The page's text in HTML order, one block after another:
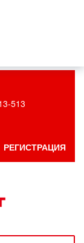
513
РЕГИСТРАЦИЯ